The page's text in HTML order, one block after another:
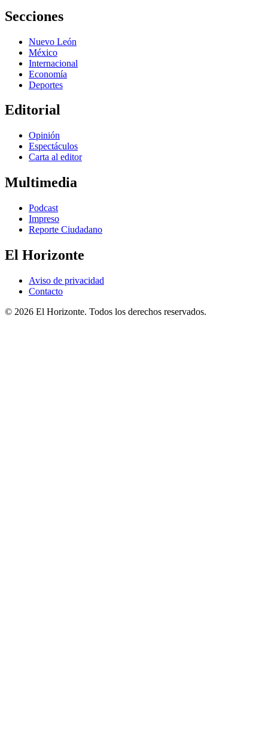
Secciones
Nuevo León
México
Internacional
Economía
Deportes
Editorial
Opinión
Espectáculos
Carta al editor
Multimedia
Podcast
Impreso
Reporte Ciudadano
El Horizonte
Aviso de privacidad
Contacto
© 2026 El Horizonte. Todos los derechos reservados.